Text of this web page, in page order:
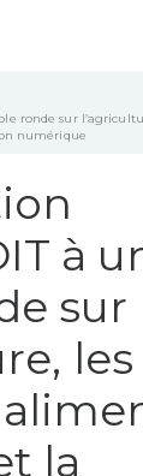
ronde sur
numérique
à
sur
les
la